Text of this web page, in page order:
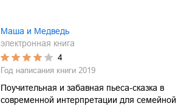
Маша и Медведь
электронная книга
4
Год написания книги 2019
Поучительная и забавная пьеса-сказка в
современной интерпретации для семейной